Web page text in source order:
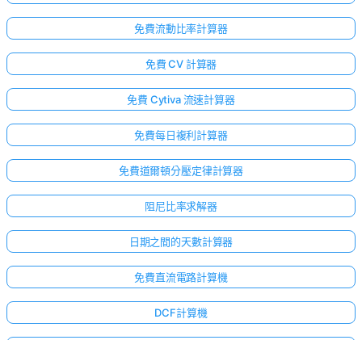
免費流動比率計算器
免費 CV 計算器
免費 Cytiva 流速計算器
免費每日複利計算器
免費道爾頓分壓定律計算器
阻尼比率求解器
日期之間的天數計算器
免費直流電路計算機
DCF計算機